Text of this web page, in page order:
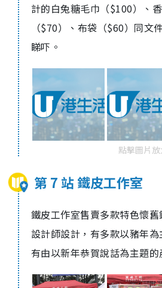
計的白兔糖毛巾（$100）、
（$70）、布袋（$60）同文
睇吓。
點擊圖片放
第 7 站 鐵皮工作室
鐵皮工作室售賣多款特色懷
設計師設計，有多款以豬年
有由以新年恭賀說話為主題的